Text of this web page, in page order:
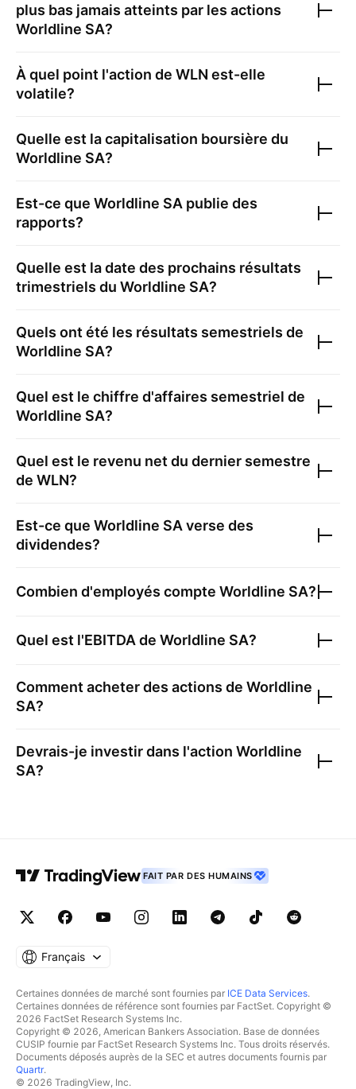
plus bas jamais atteints par les actions
Worldline SA?
À quel point l'action de WLN est-elle
volatile?
Quelle est la capitalisation boursière du
Worldline SA?
Est-ce que Worldline SA publie des
rapports?
Quelle est la date des prochains résultats
trimestriels du Worldline SA?
Quels ont été les résultats semestriels de
Worldline SA?
Quel est le chiffre d'affaires semestriel de
Worldline SA?
Quel est le revenu net du dernier semestre
de WLN?
Est-ce que Worldline SA verse des
dividendes?
Combien d'employés compte Worldline SA?
Quel est l'EBITDA de Worldline SA?
Comment acheter des actions de Worldline
SA?
Devrais-je investir dans l'action Worldline
SA?
FAIT PAR DES HUMAINS
Français
Certaines données de marché sont fournies par ICE Data Services.
Certaines données de référence sont fournies par FactSet. Copyright ©
2026 FactSet Research Systems Inc.
Copyright © 2026, American Bankers Association. Base de données
CUSIP fournie par FactSet Research Systems Inc. Tous droits réservés.
Documents déposés auprès de la SEC et autres documents fournis par
Quartr.
© 2026 TradingView, Inc.